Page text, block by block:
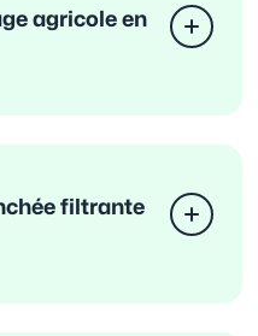
agricole en
filtrante